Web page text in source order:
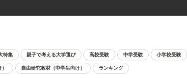
特集 親子で考える大学選び 高校受験 中学受験 小学校受験
自由研究教材（中学生向け） ランキング